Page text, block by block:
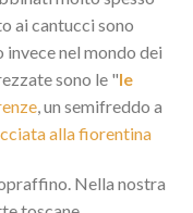
ai cantucci sono
nel mondo dei
sono le "le
, un semifreddo a
alla fiorentina
Nella nostra